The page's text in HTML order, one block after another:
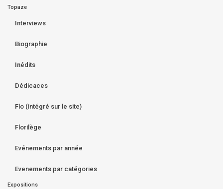
Topaze
Interviews
Biographie
Inédits
Dédicaces
Flo (intégré sur le site)
Florilège
Evénements par année
Evenements par catégories
Expositions